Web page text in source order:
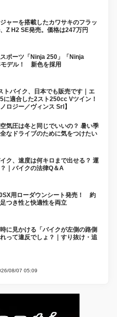
ャーを搭載したカワサキのフラッ
Z H2 SE発売。価格は247万円
ポーツ「Ninja 250」「Ninja
デル！ 新色を採用
トバイク、日本でも販売です｜エ
に適合した2スト250cc Vツイン！
ロジー／ヴィンス Srl】
気圧は冬と同じでいいの？ 暑い季
なドライブのために気をつけたい
ク、速度は何キロまで出せる？ 運
｜バイクの法律Q＆A
用ローダウンシート発売！ 約
つき性と快適性を両立
に見かける「バイクが左側の路側
って違反でしょ？｜すり抜け・追
08/07 05:09